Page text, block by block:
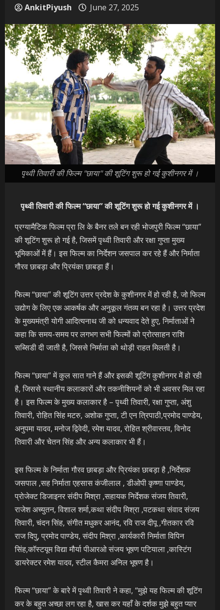
AnkitPiyush June 27, 2025
पृथ्वी तिवारी की फिल्म "छाया" की शूटिंग शुरू हो गई कुशीनगर में ।
पृथ्वी तिवारी की फिल्म “छाया” की शूटिंग शुरू हो गई कुशीनगर में ।
प्रग्यामैटिक फिल्म प्रा लि के बैनर तले बन रही भोजपुरी फिल्म “छाया”
की शूटिंग शुरू हो गई है, जिसमें पृथ्वी तिवारी और रक्षा गुप्ता मुख्य
भूमिकाओं में हैं। इस फिल्म का निर्देशन जसपाल कर रहे हैं और निर्माता
गौरव छाबड़ा और प्रियंका छाबड़ा हैं।
फिल्म “छाया” की शूटिंग उत्तर प्रदेश के कुशीनगर में हो रही है, जो फिल्म
उद्योग के लिए एक आकर्षक और अनुकूल गंतव्य बन रहा है। उत्तर प्रदेश
के मुख्यमंत्री योगी आदित्यनाथ जी को धन्यवाद देते हुए, निर्माताओं ने
कहा कि समय-समय पर लगभग सभी फिल्मों को प्रोत्साहन राशि
सब्सिडी दी जाती है, जिससे निर्माता को थोड़ी राहत मिलती है।
फिल्म “छाया” में कुल सात गाने हैं और इसकी शूटिंग कुशीनगर में हो रही
है, जिससे स्थानीय कलाकारों और तकनीशियनों को भी अवसर मिल रहा
है। इस फिल्म के मुख्य कलाकार है – पृथ्वी तिवारी, रक्षा गुप्ता, अंशु
तिवारी, रोहित सिंह मटरु, अशोक गुप्ता, टी एन त्रिपाठी,प्रमोद पाण्डेय,
अनुपमा यादव, मनोज द्विवेदी, रमेश यादव, रोहित श्रीवास्तव, विनोद
तिवारी और चेतन सिंह और अन्य कलाकार भी हैं।
इस फिल्म के निर्माता गौरव छाबड़ा और प्रियंका छाबड़ा है ,निर्देशक
जसपाल ,सह निर्माता एहसास कंजीलाल , डीओपी कृष्णा पाण्डेय,
प्रोजेक्ट डिजाइनर संदीप मिश्रा ,सहायक निर्देशक संजय तिवारी,
राजेश अच्युतन, विशाल शर्मा,कथा संदीप मिश्रा ,पटकथा संवाद संजय
तिवारी, चंदन सिंह, संगीत मधुकर आनंद, रवि राज दीपू ,गीतकार रवि
राज दिपु, प्रमोद पाण्डेय, संदीप मिश्रा ,कार्यकारी निर्माता विपिन
सिंह,कॉस्टयूम विद्या मौर्या पीआरओ संजय भूषण पटियाला ,कास्टिंग
डायरेक्टर रमेश यादव, स्टील कैमरा अनिल भूषण है।
फिल्म “छाया” के बारे में पृथ्वी तिवारी ने कहा, “मुझे यह फिल्म की शूटिंग
कर के बहुत अच्छा लग रहा है, खास कर यहाँ के दर्शक मुझे बहुत प्यार